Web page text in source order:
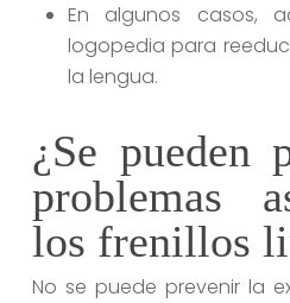
En algunos casos,
logopedia para
la lengua.
¿Se pueden
problemas
los frenillos
No se puede prevenir la